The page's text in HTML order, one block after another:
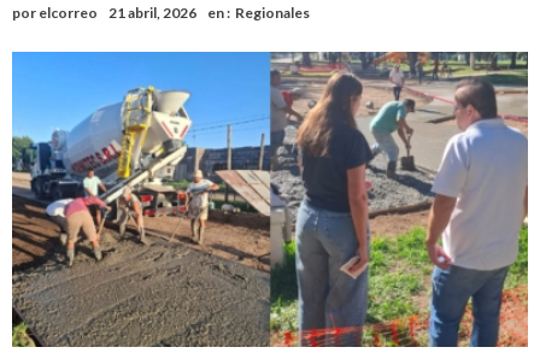
por elcorreo 21 abril, 2026 en : Regionales